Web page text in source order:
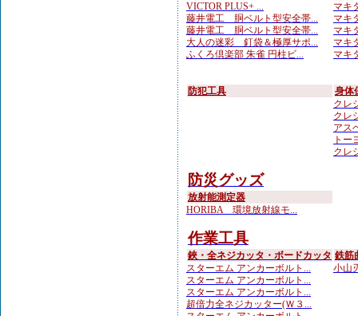
VICTOR PLUS+ ...
藤井電工 胴ベルト型安全帯...
藤井電工 胴ベルト型安全帯...
大人の迷彩 釘袋＆極厚サポ...
ふくろ倶楽部 朱雀 円柱ビ...
マキ
マキ
マキ
マキ
マキ
防犯工具
身体
クレ
クレ
アス
トー
クレ
防災グッズ
放射能測定器
HORIBA 環境放射線モ...
作業工具
鋏・全ネジカッタ・ボードカッタ
スターエム アンカーボルト...
スターエム アンカーボルト...
スターエム アンカーボルト...
超倍力全ネジカッター(Ｗ３...
鉄筋
小山